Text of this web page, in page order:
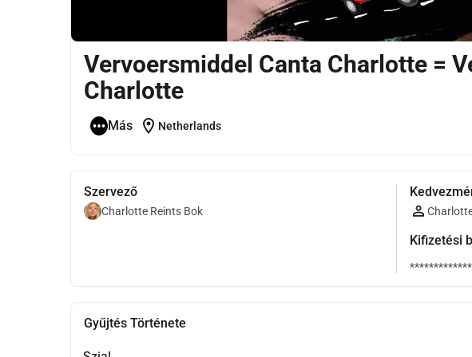
Vervoersmiddel Canta Charlotte =
Charlotte
Más location_on Netherlands
Szervező
Charlotte Reints Bok
Kifizetési
Gyűjtés Története